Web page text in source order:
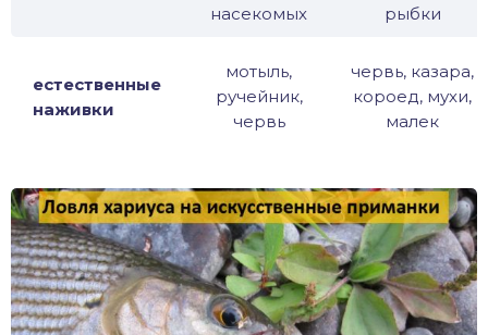
насекомых
рыбки
естественные
наживки
мотыль,
ручейник,
червь
червь, казара,
короед, мухи,
малек